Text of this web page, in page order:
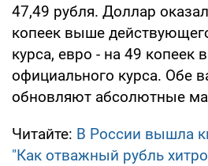
47,49 рубля. Доллар
копеек выше
курса, евро - на 49 копеек
официального курса. Обе
обновляют абсолютные
Читайте: В России вышла
"Как отважный рубль